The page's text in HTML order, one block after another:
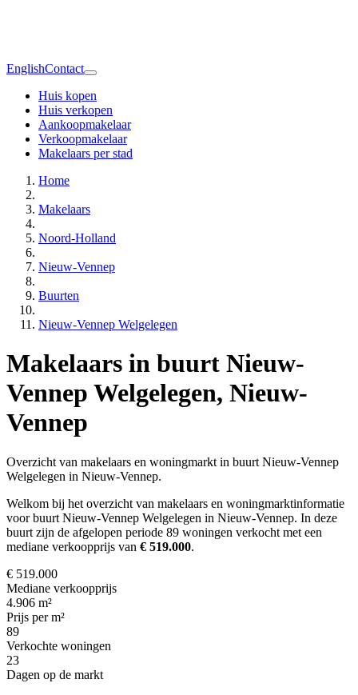
EnglishContact
Huis kopen
Huis verkopen
Aankoopmakelaar
Verkoopmakelaar
Makelaars per stad
Home
Makelaars
Noord-Holland
Nieuw-Vennep
Buurten
Nieuw-Vennep Welgelegen
Makelaars in buurt Nieuw-
Vennep Welgelegen, Nieuw-
Vennep
Overzicht van makelaars en woningmarkt in buurt Nieuw-Vennep
Welgelegen in Nieuw-Vennep.
Welkom bij het overzicht van makelaars en woningmarktinformatie
voor buurt Nieuw-Vennep Welgelegen in Nieuw-Vennep. In deze
buurt zijn de afgelopen periode 89 woningen verkocht met een
mediane verkoopprijs van € 519.000.
€ 519.000
Mediane verkoopprijs
4.906 m²
Prijs per m²
89
Verkochte woningen
23
Dagen op de markt